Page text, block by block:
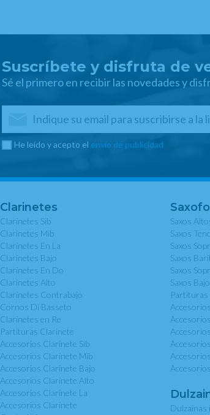
Suscríbete y disfruta de
Sé el primero en recibir las novedades y
He leído y acepto el envío de publicidad
Clarinetes
Clarinetes Sib
Clarinetes Mib
Clarinetes En La
Clarinetes Bajo
Clarinetes En Do
Clarinetes Alto
Clarinetes Contrabajo
Cornos Di Basseto
Clarinetes en Re
Partituras Clarinete
Accesorios Clarinete Sib
Accesorios Clarinete Mib
Accesorios Clarinete Bajo
Accesorios Clarinete Alto
Accesorios Clarinete La
Accesorios Clarinete
Saxos
Saxos
Saxos
Saxos
Saxos
Saxos Bajo
Partituras